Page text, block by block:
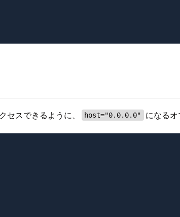
セスできるように、 host="0.0.0.0" になるオ